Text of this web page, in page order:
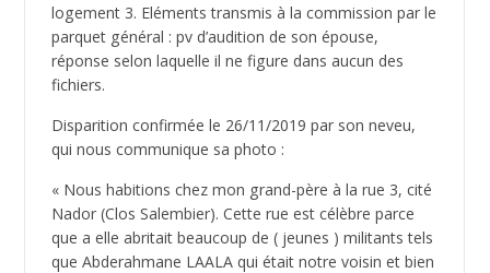
logement 3. Eléments transmis à la commission par le
parquet général : pv d’audition de son épouse,
réponse selon laquelle il ne figure dans aucun des
fichiers.
Disparition confirmée le 26/11/2019 par son neveu,
qui nous communique sa photo :
« Nous habitions chez mon grand-père à la rue 3, cité
Nador (Clos Salembier). Cette rue est célèbre parce
que a elle abritait beaucoup de ( jeunes ) militants tels
que Abderahmane LAALA qui était notre voisin et bien